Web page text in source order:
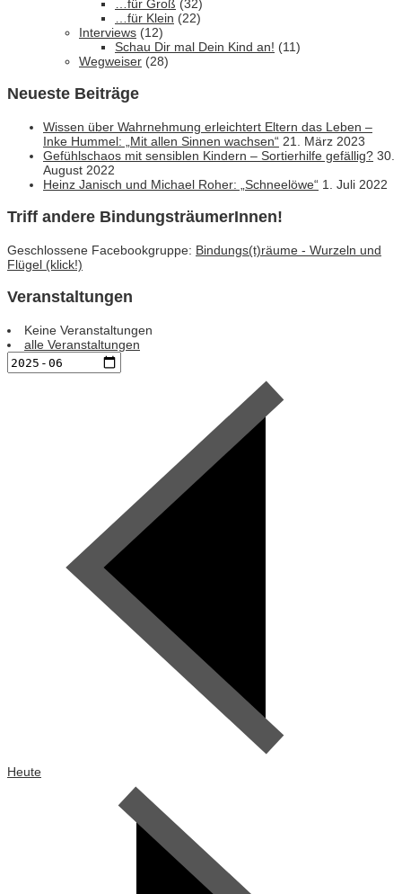
…für Groß (32)
…für Klein (22)
Interviews (12)
Schau Dir mal Dein Kind an! (11)
Wegweiser (28)
Neueste Beiträge
Wissen über Wahrnehmung erleichtert Eltern das Leben –
Inke Hummel: „Mit allen Sinnen wachsen“ 21. März 2023
Gefühlschaos mit sensiblen Kindern – Sortierhilfe gefällig? 30.
August 2022
Heinz Janisch und Michael Roher: „Schneelöwe“ 1. Juli 2022
Triff andere BindungsträumerInnen!
Geschlossene Facebookgruppe: Bindungs(t)räume - Wurzeln und
Flügel (klick!)
Veranstaltungen
Keine Veranstaltungen
alle Veranstaltungen
Heute